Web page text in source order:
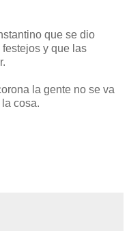
que se dio
y que las
la gente no se va
cosa.